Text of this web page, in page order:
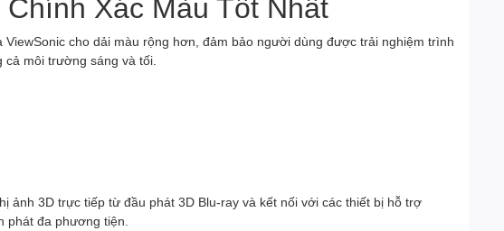
cho dải màu rộng hơn, đảm bảo người dùng được trải nghiệm trình
môi trường sáng và tối.
ảnh 3D trực tiếp từ đầu phát 3D Blu-ray và kết nối với các thiết bị hỗ trợ
phát đa phương tiện.